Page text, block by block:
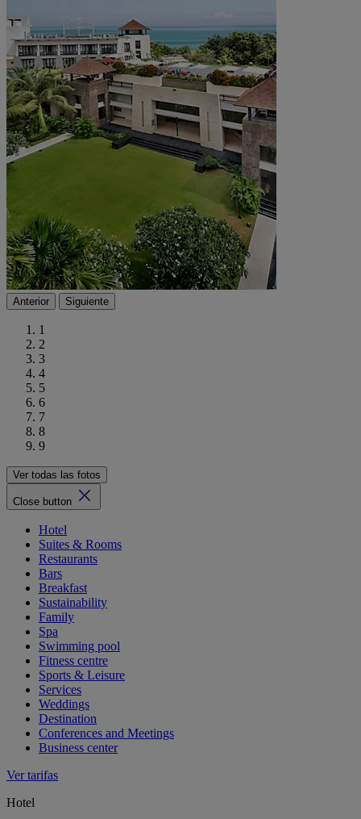
Anterior Siguiente
1
2
3
4
5
6
7
8
9
Ver todas las fotos
Close button
Hotel
Suites & Rooms
Restaurants
Bars
Breakfast
Sustainability
Family
Spa
Swimming pool
Fitness centre
Sports & Leisure
Services
Weddings
Destination
Conferences and Meetings
Business center
Ver tarifas
Hotel